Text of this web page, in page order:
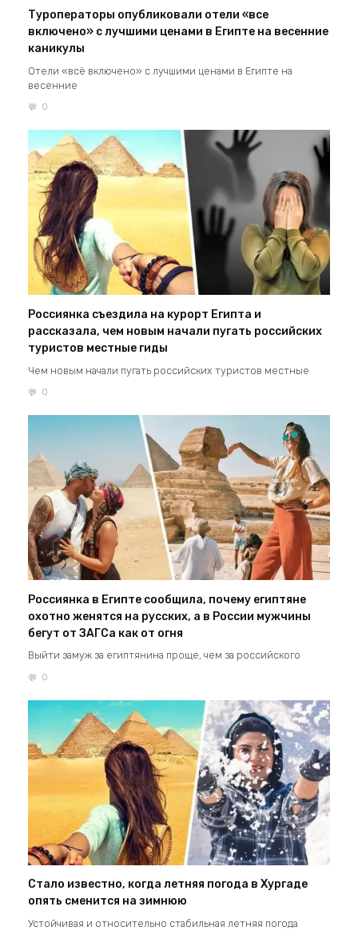
Туроператоры опубликовали отели «все
включено» с лучшими ценами в Египте на весенние
каникулы
Отели «всё включено» с лучшими ценами в Египте на
весенние
0
Россиянка съездила на курорт Египта и
рассказала, чем новым начали пугать российских
туристов местные гиды
Чем новым начали пугать российских туристов местные
0
Россиянка в Египте сообщила, почему египтяне
охотно женятся на русских, а в России мужчины
бегут от ЗАГСа как от огня
Выйти замуж за египтянина проще, чем за российского
0
Стало известно, когда летняя погода в Хургаде
опять сменится на зимнюю
Устойчивая и относительно стабильная летняя погода